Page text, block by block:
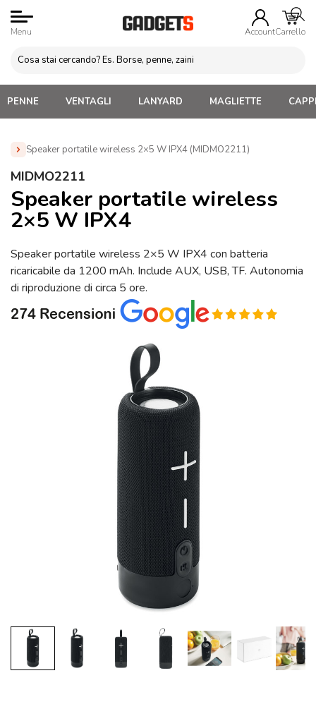
Menu AccountCarrello
PENNE VENTAGLI LANYARD MAGLIETTE
Speaker portatile wireless 2×5 W IPX4 (MIDMO2211)
Home » Gadget Tecnologici Personalizzati
IPX4 (MIDMO2211)
MIDMO2211
Speaker portatile wireless
2×5 W IPX4
Speaker portatile wireless 2×5 W IPX4 con batteria
ricaricabile da 1200 mAh. Include AUX, USB, TF. Autonomia
di riproduzione di circa 5 ore.